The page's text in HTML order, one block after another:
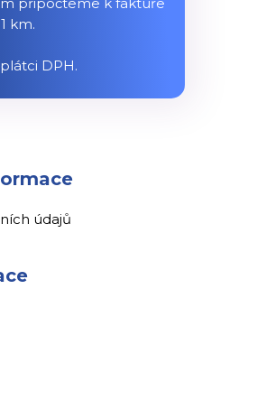
km.
DPH.
údajů